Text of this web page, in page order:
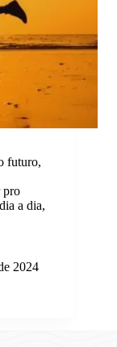
futuro,
pro
a dia,
2024